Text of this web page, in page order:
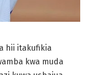
hii itakufikia
kwa muda